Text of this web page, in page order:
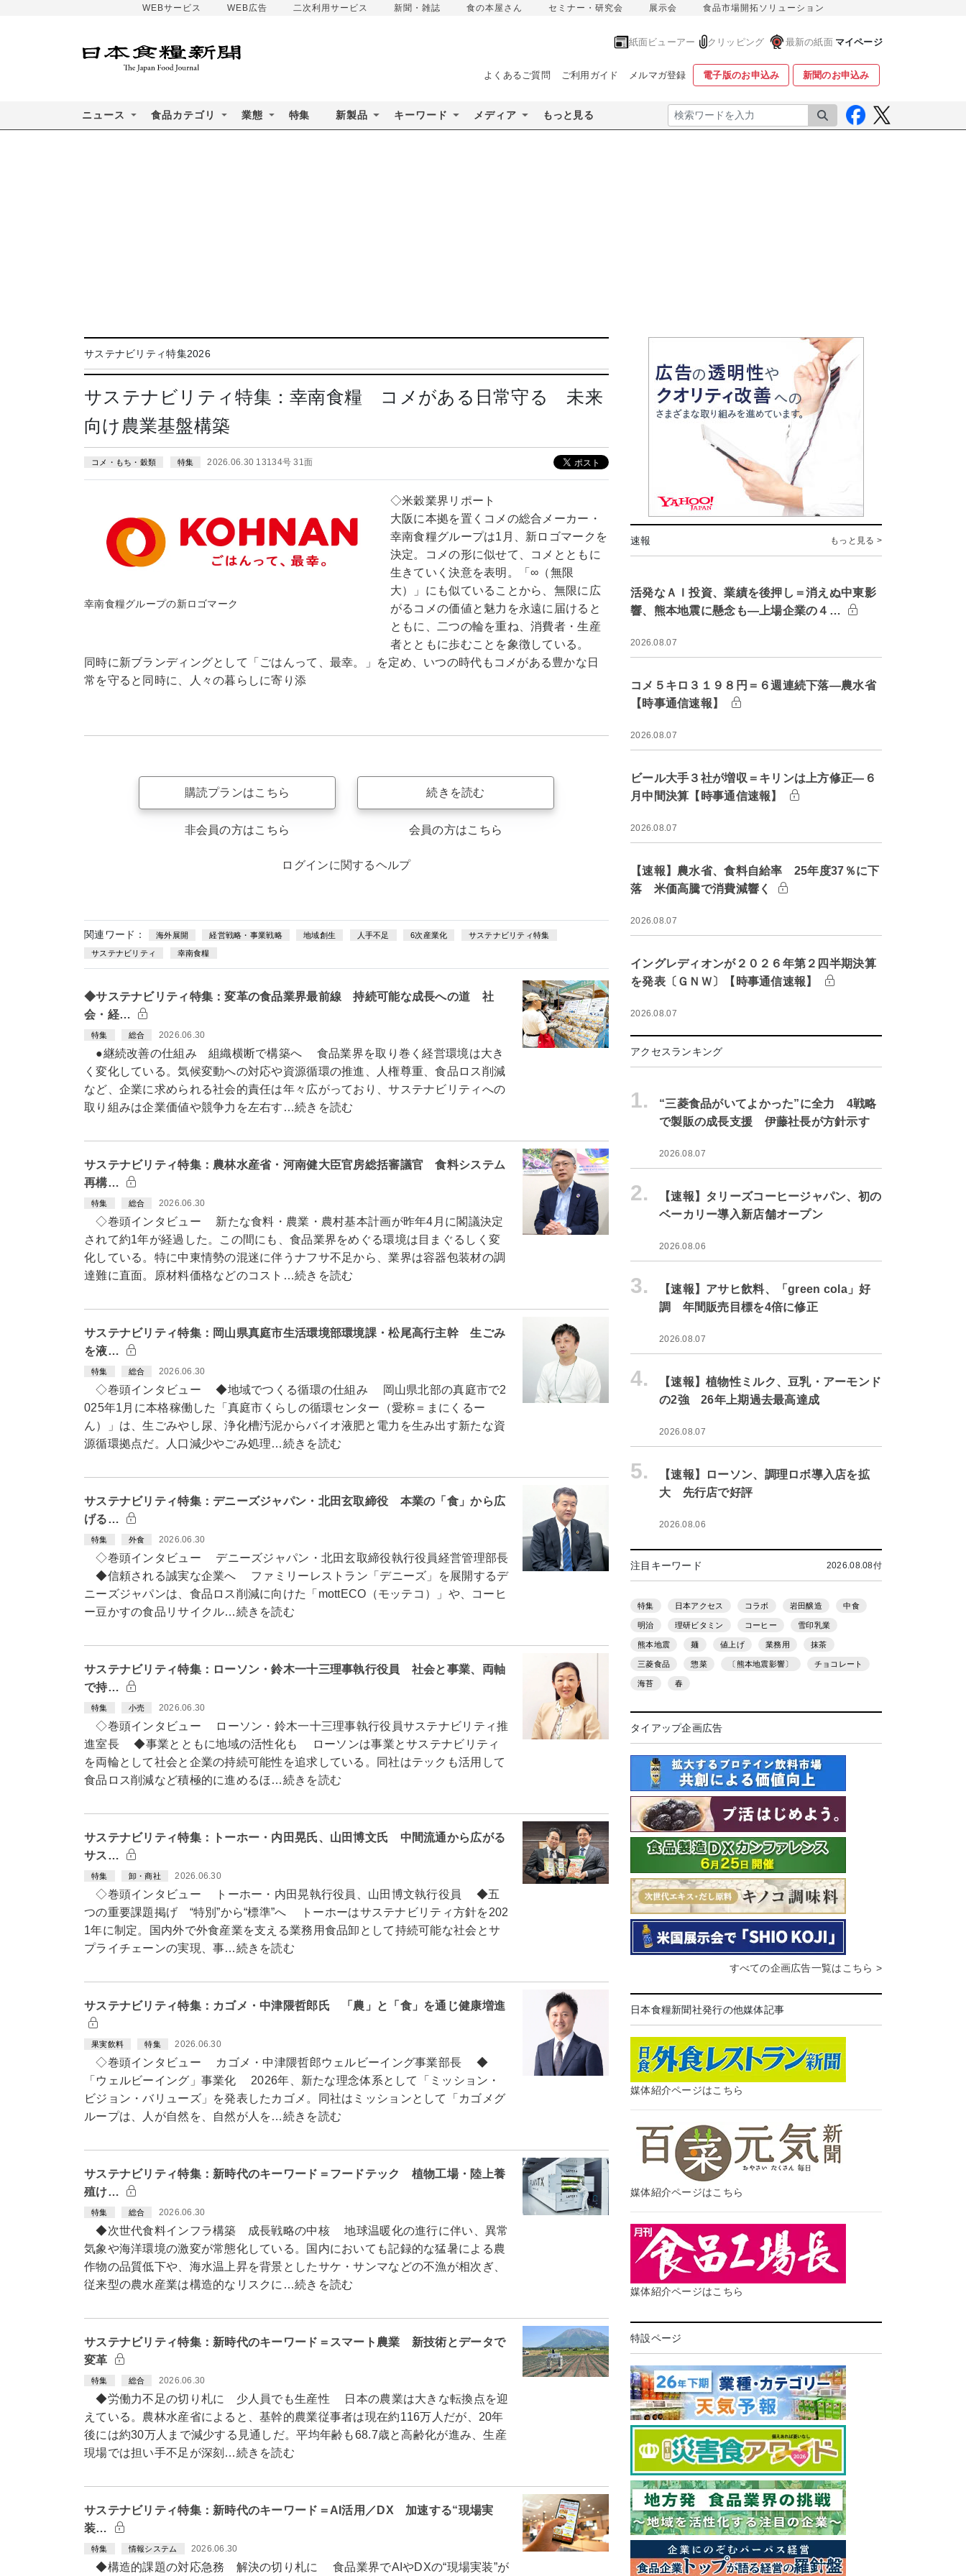
WEBサービス WEB広告 二次利用サービス 新聞・雑誌 食の本屋さん セミナー・研究会 展示会 食品市場開拓ソリューション
紙面ビューアー クリッピング 最新の紙面 マイページ
よくあるご質問 ご利用ガイド メルマガ登録 電子版のお申込み 新聞のお申込み
ニュース 食品カテゴリ 業態 特集 新製品 キーワード メディア もっと見る 検索
サステナビリティ特集2026
サステナビリティ特集：幸南食糧 コメがある日常守る 未来
向け農業基盤構築
コメ・もち・穀類 特集 2026.06.30 13134号 31面
幸南食糧グループの新ロゴマーク
◇米穀業界リポート
大阪に本拠を置くコメの総合メーカー・
幸南食糧グループは1月、新ロゴマークを
決定。コメの形に似せて、コメとともに
生きていく決意を表明。「∞（無限
大）」にも似ていることから、無限に広
がるコメの価値と魅力を永遠に届けると
ともに、二つの輪を重ね、消費者・生産
者とともに歩むことを象徴している。
同時に新ブランディングとして「ごはんって、最幸。」を定め、いつの時代もコメがある豊かな日
常を守ると同時に、人々の暮らしに寄り添
購読プランはこちら
非会員の方はこちら
続きを読む
会員の方はこちら
ログインに関するヘルプ
関連ワード： 海外展開 経営戦略・事業戦略 地域創生 人手不足 6次産業化 サステナビリティ特集
サステナビリティ 幸南食糧
◆サステナビリティ特集：変革の食品業界最前線 持続可能な成長への道 社
会・経…
特集 総合 2026.06.30
●継続改善の仕組み 組織横断で構築へ 食品業界を取り巻く経営環境は大き
く変化している。気候変動への対応や資源循環の推進、人権尊重、食品ロス削減
など、企業に求められる社会的責任は年々広がっており、サステナビリティへの
取り組みは企業価値や競争力を左右す…続きを読む
サステナビリティ特集：農林水産省・河南健大臣官房総括審議官 食料システム
再構…
特集 総合 2026.06.30
◇巻頭インタビュー 新たな食料・農業・農村基本計画が昨年4月に閣議決定
されて約1年が経過した。この間にも、食品業界をめぐる環境は目まぐるしく変
化している。特に中東情勢の混迷に伴うナフサ不足から、業界は容器包装材の調
達難に直面。原材料価格などのコスト…続きを読む
サステナビリティ特集：岡山県真庭市生活環境部環境課・松尾高行主幹 生ごみ
を液…
特集 総合 2026.06.30
◇巻頭インタビュー ◆地域でつくる循環の仕組み 岡山県北部の真庭市で2
025年1月に本格稼働した「真庭市くらしの循環センター（愛称＝まにくるー
ん）」は、生ごみやし尿、浄化槽汚泥からバイオ液肥と電力を生み出す新たな資
源循環拠点だ。人口減少やごみ処理…続きを読む
サステナビリティ特集：デニーズジャパン・北田玄取締役 本業の「食」から広
げる…
特集 外食 2026.06.30
◇巻頭インタビュー デニーズジャパン・北田玄取締役執行役員経営管理部長
◆信頼される誠実な企業へ ファミリーレストラン「デニーズ」を展開するデ
ニーズジャパンは、食品ロス削減に向けた「mottECO（モッテコ）」や、コーヒ
ー豆かすの食品リサイクル…続きを読む
サステナビリティ特集：ローソン・鈴木一十三理事執行役員 社会と事業、両軸
で持…
特集 小売 2026.06.30
◇巻頭インタビュー ローソン・鈴木一十三理事執行役員サステナビリティ推
進室長 ◆事業とともに地域の活性化も ローソンは事業とサステナビリティ
を両輪として社会と企業の持続可能性を追求している。同社はテックも活用して
食品ロス削減など積極的に進めるほ…続きを読む
サステナビリティ特集：トーホー・内田晃氏、山田博文氏 中間流通から広がる
サス…
特集 卸・商社 2026.06.30
◇巻頭インタビュー トーホー・内田晃執行役員、山田博文執行役員 ◆五
つの重要課題掲げ “特別”から“標準”へ トーホーはサステナビリティ方針を202
1年に制定。国内外で外食産業を支える業務用食品卸として持続可能な社会とサ
プライチェーンの実現、事…続きを読む
サステナビリティ特集：カゴメ・中津隈哲郎氏 「農」と「食」を通じ健康増進
果実飲料 特集 2026.06.30
◇巻頭インタビュー カゴメ・中津隈哲郎ウェルビーイング事業部長 ◆
「ウェルビーイング」事業化 2026年、新たな理念体系として「ミッション・
ビジョン・バリューズ」を発表したカゴメ。同社はミッションとして「カゴメグ
ループは、人が自然を、自然が人を…続きを読む
サステナビリティ特集：新時代のキーワード＝フードテック 植物工場・陸上養
殖け…
特集 総合 2026.06.30
◆次世代食料インフラ構築 成長戦略の中核 地球温暖化の進行に伴い、異常
気象や海洋環境の激変が常態化している。国内においても記録的な猛暑による農
作物の品質低下や、海水温上昇を背景としたサケ・サンマなどの不漁が相次ぎ、
従来型の農水産業は構造的なリスクに…続きを読む
サステナビリティ特集：新時代のキーワード＝スマート農業 新技術とデータで
変革
特集 総合 2026.06.30
◆労働力不足の切り札に 少人員でも生産性 日本の農業は大きな転換点を迎
えている。農林水産省によると、基幹的農業従事者は現在約116万人だが、20年
後には約30万人まで減少する見通しだ。平均年齢も68.7歳と高齢化が進み、生産
現場では担い手不足が深刻…続きを読む
サステナビリティ特集：新時代のキーワード＝AI活用／DX 加速する“現場実
装…
特集 情報システム 2026.06.30
◆構造的課題の対応急務 解決の切り札に 食品業界でAIやDXの“現場実装”が
速報 もっと見る >
活発なＡＩ投資、業績を後押し＝消えぬ中東影
響、熊本地震に懸念も―上場企業の４…
2026.08.07
コメ５キロ３１９８円＝６週連続下落―農水省
【時事通信速報】
2026.08.07
ビール大手３社が増収＝キリンは上方修正―６
月中間決算【時事通信速報】
2026.08.07
【速報】農水省、食料自給率 25年度37％に下
落 米価高騰で消費減響く
2026.08.07
イングレディオンが２０２６年第２四半期決算
を発表〔ＧＮＷ〕【時事通信速報】
2026.08.07
アクセスランキング
1.
“三菱食品がいてよかった”に全力 4戦略
で製販の成長支援 伊藤社長が方針示す
2026.08.07
2.
【速報】タリーズコーヒージャパン、初の
ベーカリー導入新店舗オープン
2026.08.06
3.
【速報】アサヒ飲料、「green cola」好
調 年間販売目標を4倍に修正
2026.08.07
4.
【速報】植物性ミルク、豆乳・アーモンド
の2強 26年上期過去最高達成
2026.08.07
5.
【速報】ローソン、調理ロボ導入店を拡
大 先行店で好評
2026.08.06
注目キーワード 2026.08.08付
特集 日本アクセス コラボ 岩田醸造 中食
明治 理研ビタミン コーヒー 雪印乳業
熊本地震 麺 値上げ 業務用 抹茶
三菱食品 惣菜 〔熊本地震影響〕 チョコレート
海苔 春
タイアップ企画広告
すべての企画広告一覧はこちら >
日本食糧新聞社発行の他媒体記事
媒体紹介ページはこちら
媒体紹介ページはこちら
媒体紹介ページはこちら
特設ページ